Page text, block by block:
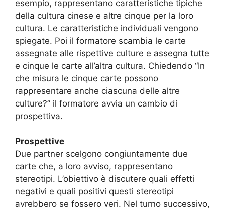
esempio, rappresentano caratteristiche tipiche
della cultura cinese e altre cinque per la loro
cultura. Le caratteristiche individuali vengono
spiegate. Poi il formatore scambia le carte
assegnate alle rispettive culture e assegna tutte
e cinque le carte all’altra cultura. Chiedendo “In
che misura le cinque carte possono
rappresentare anche ciascuna delle altre
culture?” il formatore avvia un cambio di
prospettiva.
Prospettive
Due partner scelgono congiuntamente due
carte che, a loro avviso, rappresentano
stereotipi. L’obiettivo è discutere quali effetti
negativi e quali positivi questi stereotipi
avrebbero se fossero veri. Nel turno successivo,